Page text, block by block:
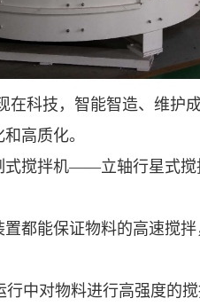
在科技，智能智造、维护
高质化。
式搅拌机——立轴行星式
都能保证物料的高速搅
行中对物料进行高强度的